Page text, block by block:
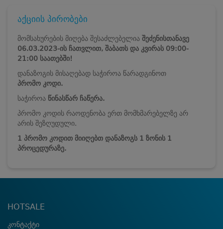
აქციის პირობები
მომსახურების მიღება შესაძლებელია შეძენისთანავე
06.03.2023-ის ჩათვლით, შაბათს და კვირას 09:00-
21:00 საათებში!
დანაზოგის მისაღებად საჭიროა წარადგინოთ
პრომო კოდი.
საჭიროა წინასწარ ჩაწერა.
პრომო კოდის რაოდენობა ერთ მომხმარებელზე არ
არის შეზღუდული.
1 პრომო კოდით მიიღებთ დანაზოგს 1 ზონის 1
პროცედურაზე.
HOTSALE
კონტაქტი